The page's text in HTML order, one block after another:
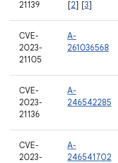
21139 [2] [3]
CVE-
2023-
21105
A-
261036568
CVE-
2023-
21136
A-
246542285
CVE-
2023-
A-
246541702